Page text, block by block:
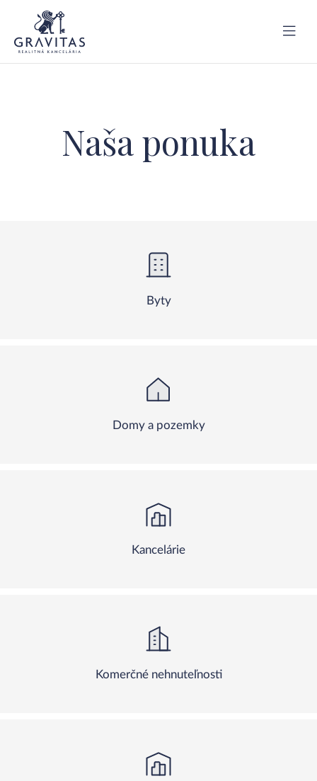
Naša ponuka
Byty
Domy a pozemky
Kancelárie
Komerčné nehnuteľnosti